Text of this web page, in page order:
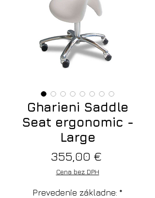
Gharieni Saddle
Seat ergonomic -
Large
355,00 €Price
Cena bez DPH
Prevedenie základne: *